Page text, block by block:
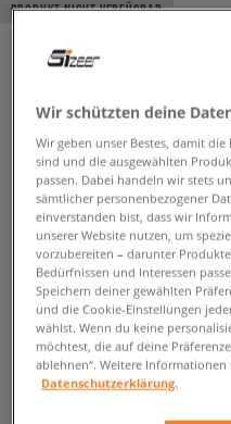
PRODUKT NICHT VERFÜGBAR
Wir schützten deine
Wir geben unser Bestes, damit
sind und die ausgewählten
passen. Dabei handeln wir stets
sämtlicher personenbezogener
einverstanden bist, dass wir
unserer Website nutzen, um
vorzubereiten – darunter
Bedürfnissen und Interessen
Speichern deiner gewählten
und die Cookie-Einstellungen
wählst. Wenn du keine
möchtest, die auf deine
ablehnen“. Weitere
Datenschutzerklärung.